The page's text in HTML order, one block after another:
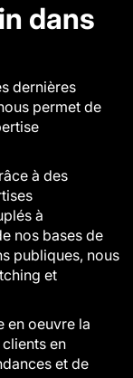
dans
dernières
permet de
à des
à
nos bases de
publiques, nous
et
en oeuvre la
en
et de